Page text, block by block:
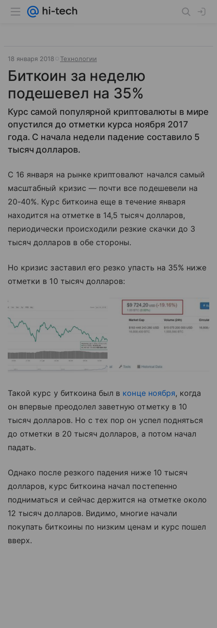
18 января 2018 Технологии
Биткоин за неделю
подешевел на 35%
Курс самой популярной криптовалюты в мире
опустился до отметки курса ноября 2017
года. С начала недели падение составило 5
тысяч долларов.
С 16 января на рынке криптовалют начался самый
масштабный кризис — почти все подешевели на
20-40%. Курс биткоина еще в течение января
находится на отметке в 14,5 тысяч долларов,
периодически происходили резкие скачки до 3
тысяч долларов в обе стороны.
Но кризис заставил его резко упасть на 35% ниже
отметки в 10 тысяч долларов:
Такой курс у биткоина был в конце ноября, когда
он впервые преодолел заветную отметку в 10
тысяч долларов. Но с тех пор он успел подняться
до отметки в 20 тысяч долларов, а потом начал
падать.
Однако после резкого падения ниже 10 тысяч
долларов, курс биткоина начал постепенно
подниматься и сейчас держится на отметке около
12 тысяч долларов. Видимо, многие начали
покупать биткоины по низким ценам и курс пошел
вверх.